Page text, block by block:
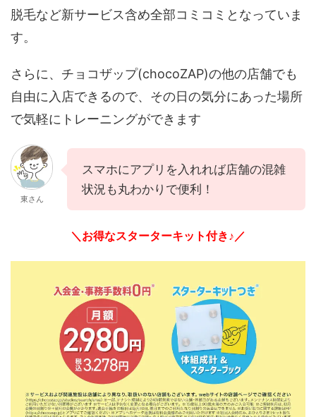
脱毛など新サービス含め全部コミコミとなっていま
す。
さらに、チョコザップ(chocoZAP)の他の店舗でも
自由に入店できるので、その日の気分にあった場所
で気軽にトレーニングができます
東さん
スマホにアプリを入れれば店舗の混雑
状況も丸わかりで便利！
＼お得なスターターキット付き♪／